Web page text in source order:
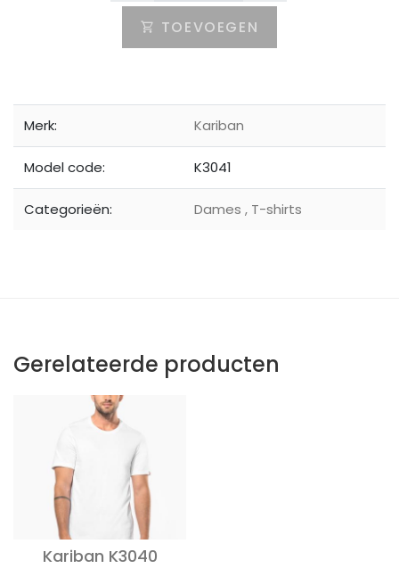
TOEVOEGEN
Merk: Kariban
Model code: K3041
Categorieën: Dames , T-shirts
Gerelateerde producten
Kariban K3040